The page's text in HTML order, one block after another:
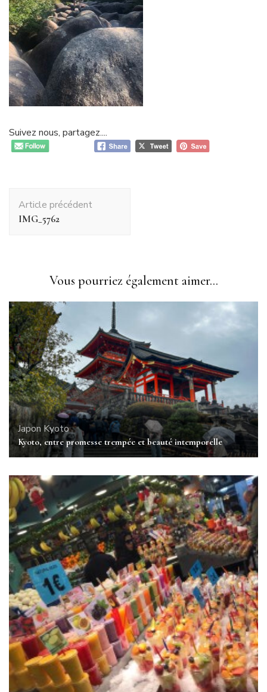
Suivez nous, partagez....
d'article
Article précédent
IMG_5762
Vous pourriez également aimer...
Japon Kyoto
Kyoto, entre promesse trempée et beauté intemporelle